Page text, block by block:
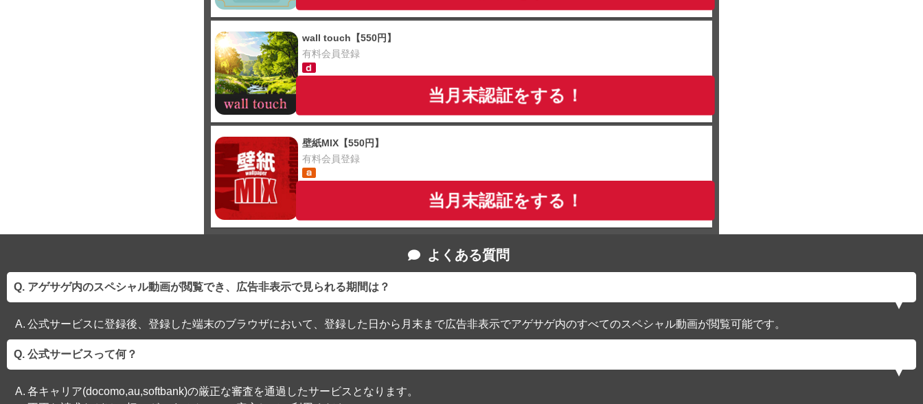
wall touch【550円】
有料会員登録
当月末認証をする！
壁紙MIX【550円】
有料会員登録
当月末認証をする！
よくある質問
アゲサゲ内のスペシャル動画が閲覧でき、広告非表示で見られる期間は？
公式サービスに登録後、登録した端末のブラウザにおいて、登録した日から月末まで広告非表示でアゲサゲ内のすべてのスペシャル動画が閲覧可能です。
公式サービスって何？
各キャリア(docomo,au,softbank)の厳正な審査を通過したサービスとなります。